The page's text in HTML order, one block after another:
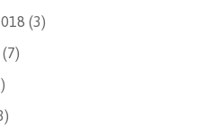
(3)
(7)